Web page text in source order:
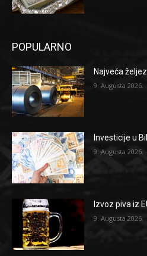
POPULARNO
Najveća
9. Augusta 2026.
Investicije u
9. Augusta 2026.
Izvoz piva iz
9. Augusta 2026.